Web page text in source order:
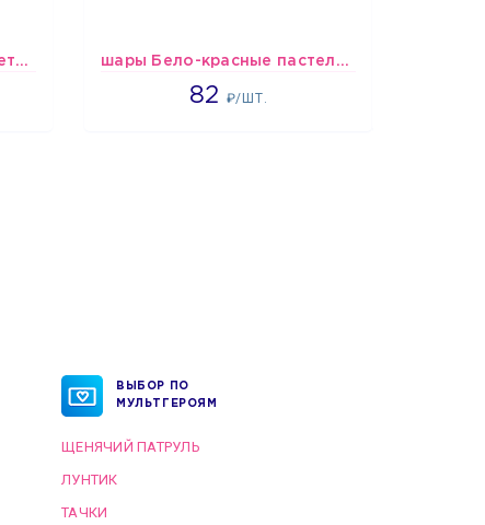
шары Бело-розово-фиолетово-бордово-золотые металлик шары Бело-красные пастельные
82 ₽/ШТ.
1637
ВЫБОР ПО
МУЛЬТГЕРОЯМ
ЩЕНЯЧИЙ ПАТРУЛЬ
ЛУНТИК
ТАЧКИ